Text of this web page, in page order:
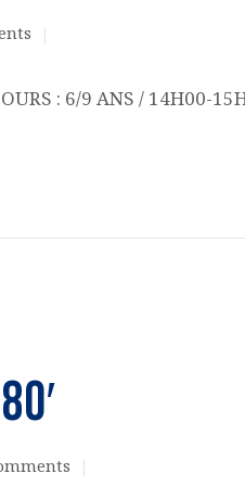
CENTRE
: 6/9 ANS / 14H00-